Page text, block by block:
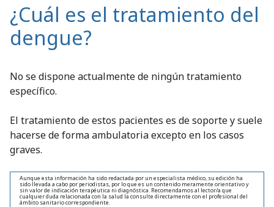
¿Cuál es el tratamiento del
dengue?
No se dispone actualmente de ningún tratamiento
específico.
El tratamiento de estos pacientes es de soporte y suele
hacerse de forma ambulatoria excepto en los casos
graves.
Aunque esta información ha sido redactada por un especialista médico, su edición ha
sido llevada a cabo por periodistas, por lo que es un contenido meramente orientativo y
sin valor de indicación terapéutica ni diagnóstica. Recomendamos al lector/a que
cualquier duda relacionada con la salud la consulte directamente con el profesional del
ámbito sanitario correspondiente.